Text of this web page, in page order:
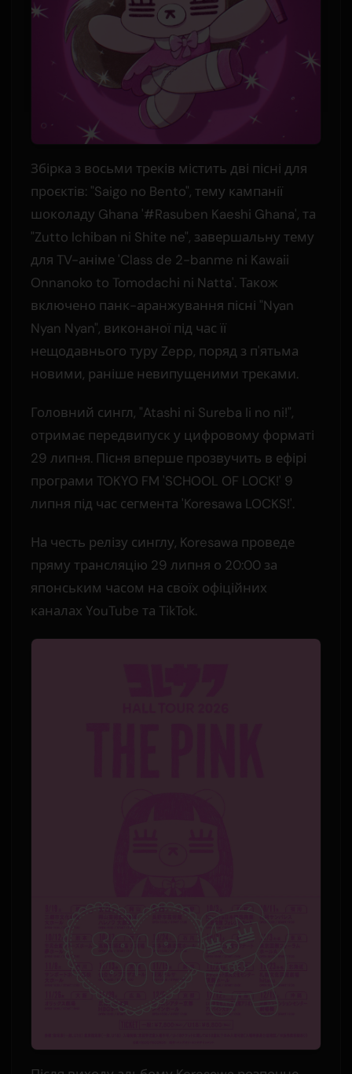
Збірка з восьми треків містить дві пісні для
проєктів: "Saigo no Bento", тему кампанії
шоколаду Ghana '#Rasuben Kaeshi Ghana', та
"Zutto Ichiban ni Shite ne", завершальну тему
для TV-аніме 'Class de 2-banme ni Kawaii
Onnanoko to Tomodachi ni Natta'. Також
включено панк-аранжування пісні "Nyan
Nyan Nyan", виконаної під час її
нещодавнього туру Zepp, поряд з п'ятьма
новими, раніше невипущеними треками.
Головний сингл, "Atashi ni Sureba Ii no ni!",
отримає передвипуск у цифровому форматі
29 липня. Пісня вперше прозвучить в ефірі
програми TOKYO FM 'SCHOOL OF LOCK!' 9
липня під час сегмента 'Koresawa LOCKS!'.
На честь релізу синглу, Koresawa проведе
пряму трансляцію 29 липня о 20:00 за
японським часом на своїх офіційних
каналах YouTube та TikTok.